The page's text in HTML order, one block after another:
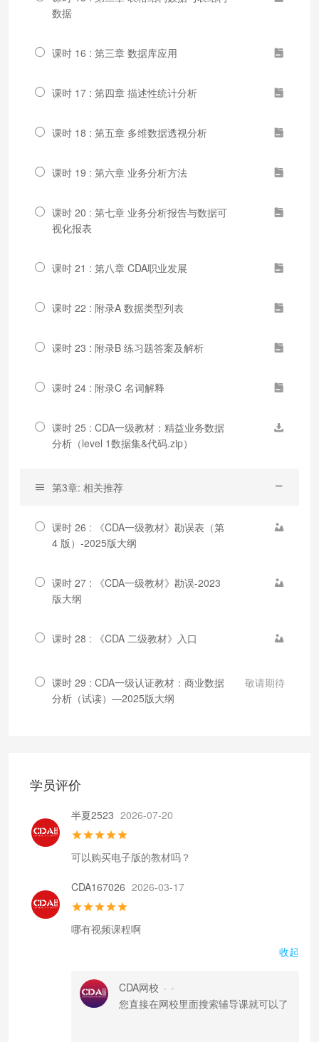
数据
课时 16 : 第三章 数据库应用
课时 17 : 第四章 描述性统计分析
课时 18 : 第五章 多维数据透视分析
课时 19 : 第六章 业务分析方法
课时 20 : 第七章 业务分析报告与数据可
视化报表
课时 21 : 第八章 CDA职业发展
课时 22 : 附录A 数据类型列表
课时 23 : 附录B 练习题答案及解析
课时 24 : 附录C 名词解释
课时 25 : CDA一级教材：精益业务数据
分析（level 1数据集&代码.zip）
第3章: 相关推荐
课时 26 : 《CDA一级教材》勘误表（第
4 版）-2025版大纲
课时 27 : 《CDA一级教材》勘误-2023
版大纲
课时 28 : 《CDA 二级教材》入口
课时 29 : CDA一级认证教材：商业数据
分析（试读）—2025版大纲
敬请期待
学员评价
半夏2523 2026-07-20
可以购买电子版的教材吗？
CDA167026 2026-03-17
哪有视频课程啊
收起
CDA网校 • -
您直接在网校里面搜索辅导课就可以了